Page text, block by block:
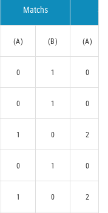
Matchs
(A) (B) (A)
0 1 0
0 1 0
1 0 2
0 1 0
1 0 2